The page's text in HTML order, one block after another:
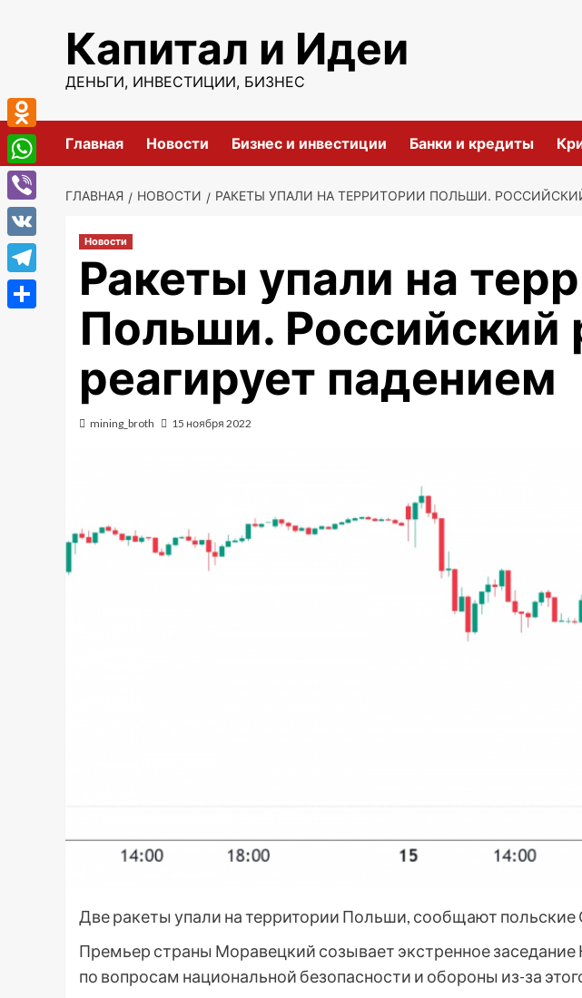
содержимомуКапитал и Идеи
ДЕНЬГИ, ИНВЕСТИЦИИ, БИЗНЕС
Главная Новости Бизнес и инвестиции Банки и кредиты
ГЛАВНАЯ НОВОСТИ РАКЕТЫ УПАЛИ НА ТЕРРИТОРИИ ПОЛЬШИ.
Новости
Ракеты упали на
Польши. Российский
реагирует падением
mining_broth 15 ноября 2022
Две ракеты упали на территории Польши, сообщают
Премьер страны Моравецкий созывает экстренное
по вопросам национальной безопасности и обороны из-за
Odnoklassniki
WhatsApp
Viber
VK
Telegram